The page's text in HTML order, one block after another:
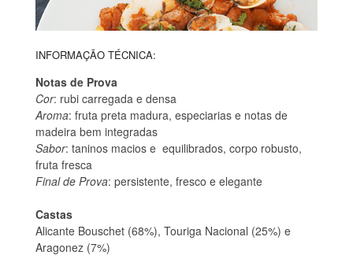
INFORMAÇÃO TÉCNICA:
Notas de Prova
Cor: rubi carregada e densa
Aroma: fruta preta madura, especiarias e notas de
madeira bem integradas
Sabor: taninos macios e equilibrados, corpo robusto,
fruta fresca
Final de Prova: persistente, fresco e elegante
Castas
Alicante Bouschet (68%), Touriga Nacional (25%) e
Aragonez (7%)